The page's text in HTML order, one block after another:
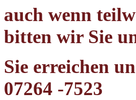
auch wenn
bitten wir Sie
Sie erreichen
07264 -7523